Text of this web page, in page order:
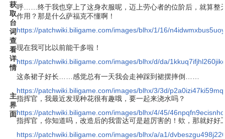
获
取
台
词
呼……终于我也穿上了这身衣服呢，迈上劳心者的位阶后，就算
作用？那是什么萨福克不懂啊！
https://patchwiki.biligame.com/images/blhx/1/16/
查
看
详
情
现在我可比以前能干多啦！
https://patchwiki.biligame.com/images/blhx/d/da/
主
界
面
这条裙子好长……感觉总有一天我会走神踩到裙摆摔倒……
https://patchwiki.biligame.com/images/blhx/3/3d/
指挥官，我最近发现种花很有趣哦，要一起来浇水吗？
https://patchwiki.biligame.com/images/blhx/4/45/
指挥官，你知道吗，改造后的我雷达可是超厉害的！欸，那就好
https://patchwiki.biligame.com/images/blhx/a/a1/